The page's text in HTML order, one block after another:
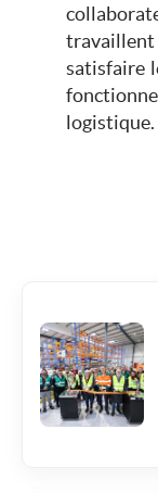
travaillent
satisfaire
logistique.